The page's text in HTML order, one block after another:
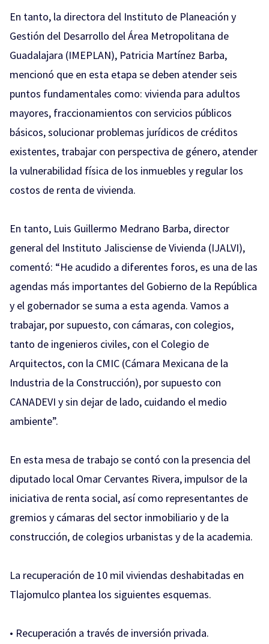
En tanto, la directora del Instituto de Planeación y
Gestión del Desarrollo del Área Metropolitana de
Guadalajara (IMEPLAN), Patricia Martínez Barba,
mencionó que en esta etapa se deben atender seis
puntos fundamentales como: vivienda para adultos
mayores, fraccionamientos con servicios públicos
básicos, solucionar problemas jurídicos de créditos
existentes, trabajar con perspectiva de género, atender
la vulnerabilidad física de los inmuebles y regular los
costos de renta de vivienda.
En tanto, Luis Guillermo Medrano Barba, director
general del Instituto Jalisciense de Vivienda (IJALVI),
comentó: “He acudido a diferentes foros, es una de las
agendas más importantes del Gobierno de la República
y el gobernador se suma a esta agenda. Vamos a
trabajar, por supuesto, con cámaras, con colegios,
tanto de ingenieros civiles, con el Colegio de
Arquitectos, con la CMIC (Cámara Mexicana de la
Industria de la Construcción), por supuesto con
CANADEVI y sin dejar de lado, cuidando el medio
ambiente”.
En esta mesa de trabajo se contó con la presencia del
diputado local Omar Cervantes Rivera, impulsor de la
iniciativa de renta social, así como representantes de
gremios y cámaras del sector inmobiliario y de la
construcción, de colegios urbanistas y de la academia.
La recuperación de 10 mil viviendas deshabitadas en
Tlajomulco plantea los siguientes esquemas.
• Recuperación a través de inversión privada.